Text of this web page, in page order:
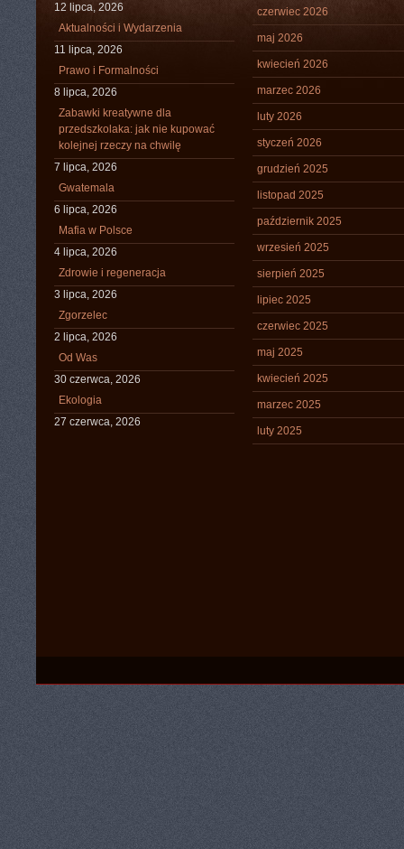
12 lipca, 2026
Aktualności i Wydarzenia
11 lipca, 2026
Prawo i Formalności
8 lipca, 2026
Zabawki kreatywne dla
przedszkolaka: jak nie kupować
kolejnej rzeczy na chwilę
7 lipca, 2026
Gwatemala
6 lipca, 2026
Mafia w Polsce
4 lipca, 2026
Zdrowie i regeneracja
3 lipca, 2026
Zgorzelec
2 lipca, 2026
Od Was
30 czerwca, 2026
Ekologia
27 czerwca, 2026
czerwiec 2026
maj 2026
kwiecień 2026
marzec 2026
luty 2026
styczeń 2026
grudzień 2025
listopad 2025
październik 2025
wrzesień 2025
sierpień 2025
lipiec 2025
czerwiec 2025
maj 2025
kwiecień 2025
marzec 2025
luty 2025